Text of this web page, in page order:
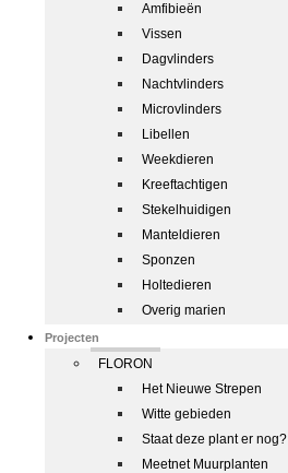
Amfibieën
Vissen
Dagvlinders
Nachtvlinders
Microvlinders
Libellen
Weekdieren
Kreeftachtigen
Stekelhuidigen
Manteldieren
Sponzen
Holtedieren
Overig marien
Projecten
FLORON
Het Nieuwe Strepen
Witte gebieden
Staat deze plant er nog?
Meetnet Muurplanten